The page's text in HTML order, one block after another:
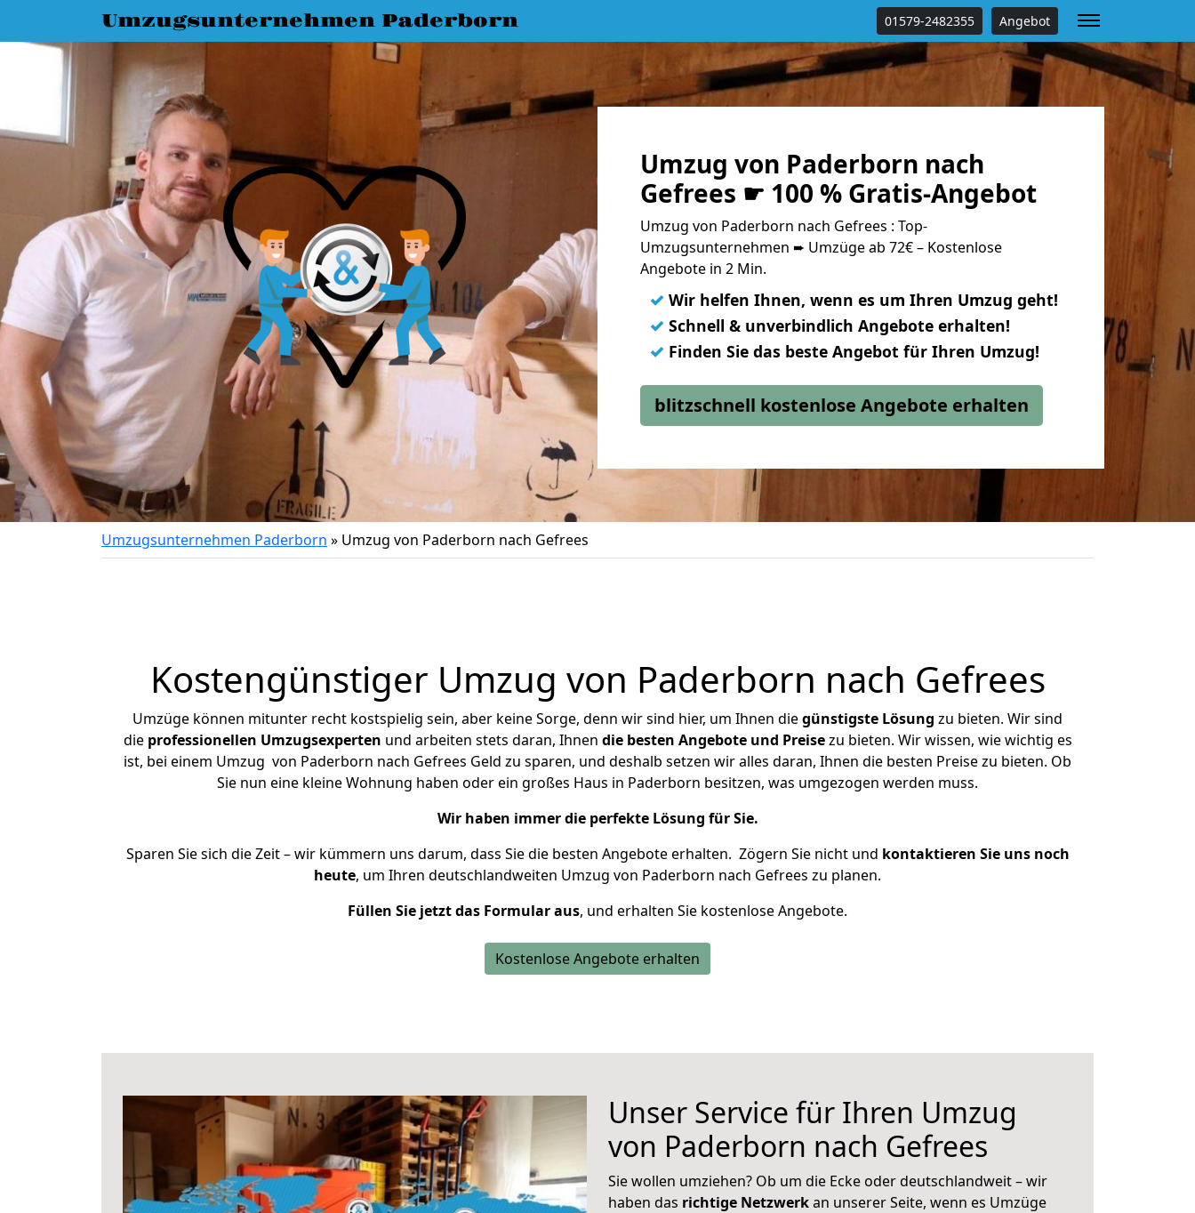
Umzugsunternehmen Paderborn 01579-2482355 Angebot
Umzug von Paderborn nach
Gefrees ☛ 100 % Gratis-Angebot
Umzug von Paderborn nach Gefrees : Top-
Umzugsunternehmen ➨ Umzüge ab 72€ – Kostenlose
Angebote in 2 Min.
✓ Wir helfen Ihnen, wenn es um Ihren Umzug geht!
✓ Schnell & unverbindlich Angebote erhalten!
✓ Finden Sie das beste Angebot für Ihren Umzug!
blitzschnell kostenlose Angebote erhalten
Umzugsunternehmen Paderborn » Umzug von Paderborn nach Gefrees
Kostengünstiger Umzug von Paderborn nach Gefrees
Umzüge können mitunter recht kostspielig sein, aber keine Sorge, denn wir sind hier, um Ihnen diegünstigste Lösung zu bieten. Wir sind
die professionellen Umzugsexperten und arbeiten stets daran, Ihnen die besten Angebote und Preisezu bieten. Wir wissen, wie wichtig es
ist, bei einem Umzug von Paderborn nach Gefrees Geld zu sparen, und deshalb setzen wir alles daran, Ihnen die besten Preise zu bieten. Ob
Sie nun eine kleine Wohnung haben oder ein großes Haus in Paderborn besitzen, was umgezogen werden muss.
Wir haben immer die perfekte Lösung für Sie.
Sparen Sie sich die Zeit – wir kümmern uns darum, dass Sie die besten Angebote erhalten. Zögern Sie nicht und kontaktieren Sie uns noch
heute, um Ihren deutschlandweiten Umzug von Paderborn nach Gefrees zu planen.
Füllen Sie jetzt das Formular aus, und erhalten Sie kostenlose Angebote.
Kostenlose Angebote erhalten
Unser Service für Ihren Umzug
von Paderborn nach Gefrees
Sie wollen umziehen? Ob um die Ecke oder deutschlandweit – wir
haben das richtige Netzwerkan unserer Seite, wenn es Umzüge